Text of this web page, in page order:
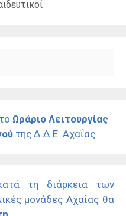
Ωράριο Λειτουργίας
της Δ.Δ.Ε. Αχαΐας.
τη διάρκεια των
μονάδες Αχαΐας θα